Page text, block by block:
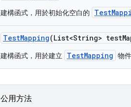
建構函式，用於初始化空白的
TestMapping(List<String> test
建構函式，用於建立 TestMapping 物件
公用方法